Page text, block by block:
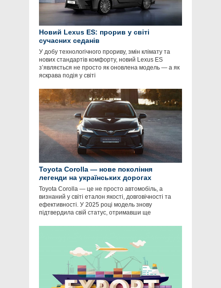
Новий Lexus ES: прорив у світі
сучасних седанів
У добу технологічного прориву, змін клімату та
нових стандартів комфорту, новий Lexus ES
з’являється не просто як оновлена модель — а як
яскрава подія у світі
Toyota Corolla — нове покоління
легенди на українських дорогах
Toyota Corolla — це не просто автомобіль, а
визнаний у світі еталон якості, довговічності та
ефективності. У 2025 році модель знову
підтвердила свій статус, отримавши ще